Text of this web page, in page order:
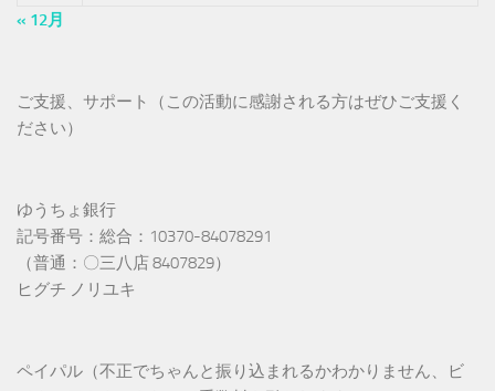
« 12月
ご支援、サポート（この活動に感謝される方はぜひご支援く
ださい）
ゆうちょ銀行
記号番号：総合：10370-84078291
（普通：〇三八店 8407829）
ヒグチ ノリユキ
ペイパル（不正でちゃんと振り込まれるかわかりません、ビ